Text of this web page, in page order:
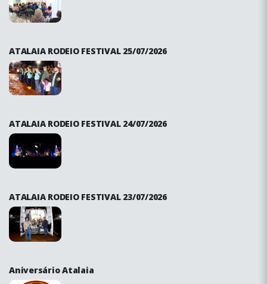
ATALAIA RODEIO FESTIVAL 25/07/2026
ATALAIA RODEIO FESTIVAL 24/07/2026
ATALAIA RODEIO FESTIVAL 23/07/2026
Aniversário Atalaia